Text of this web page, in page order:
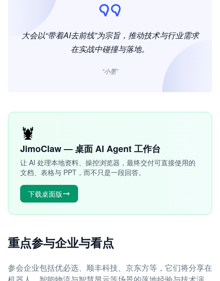
大会以“带着AI去前线”为宗旨，推动技术与行业需求
在实战中碰撞与落地。
“小墨”
🦞
JimoClaw — 桌面 AI Agent 工作台
让 AI 处理本地资料、操控浏览器，最终交付可直接使用的
文档、表格与 PPT，而不只是一段回答。
下载桌面版
重点参与企业与看点
参会企业包括优必选、顺丰科技、京东方等，它们将分享在